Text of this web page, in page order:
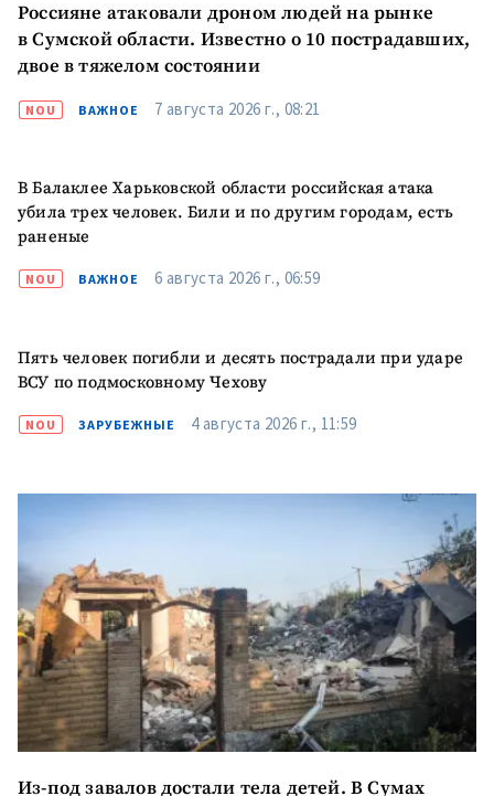
Россияне атаковали дроном людей на рынке
в Сумской области. Известно о 10 пострадавших,
двое в тяжелом состоянии
NOU ВАЖНОЕ 7 августа 2026 г., 08:21
В Балаклее Харьковской области российская атака
убила трех человек. Били и по другим городам, есть
раненые
NOU ВАЖНОЕ 6 августа 2026 г., 06:59
Пять человек погибли и десять пострадали при ударе
ВСУ по подмосковному Чехову
NOU ЗАРУБЕЖНЫЕ 4 августа 2026 г., 11:59
Из-под завалов достали тела детей. В Сумах